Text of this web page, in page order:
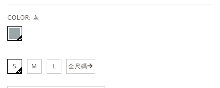
COLOR: 灰
S M L 全尺碼